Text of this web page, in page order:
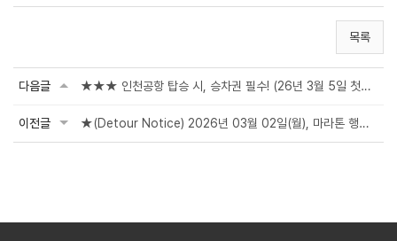
목록
다음글 ★★★ 인천공항 탑승 시, 승차권 필수! (26년 3월 5일 첫차부터)
이전글 ★(Detour Notice) 2026년 03월 02일(월), 마라톤 행사로 인한 공항버스 우회 안내